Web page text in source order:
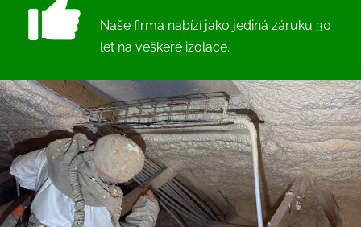
Naše firma nabízí jako jediná záruku 30
let na veškeré izolace.